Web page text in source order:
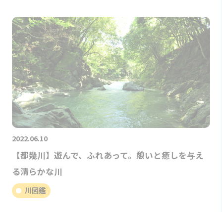
2022.06.10
【都幾川】遊んで、ふれあって。憩いと癒しを与え
る清らかな川
川図鑑